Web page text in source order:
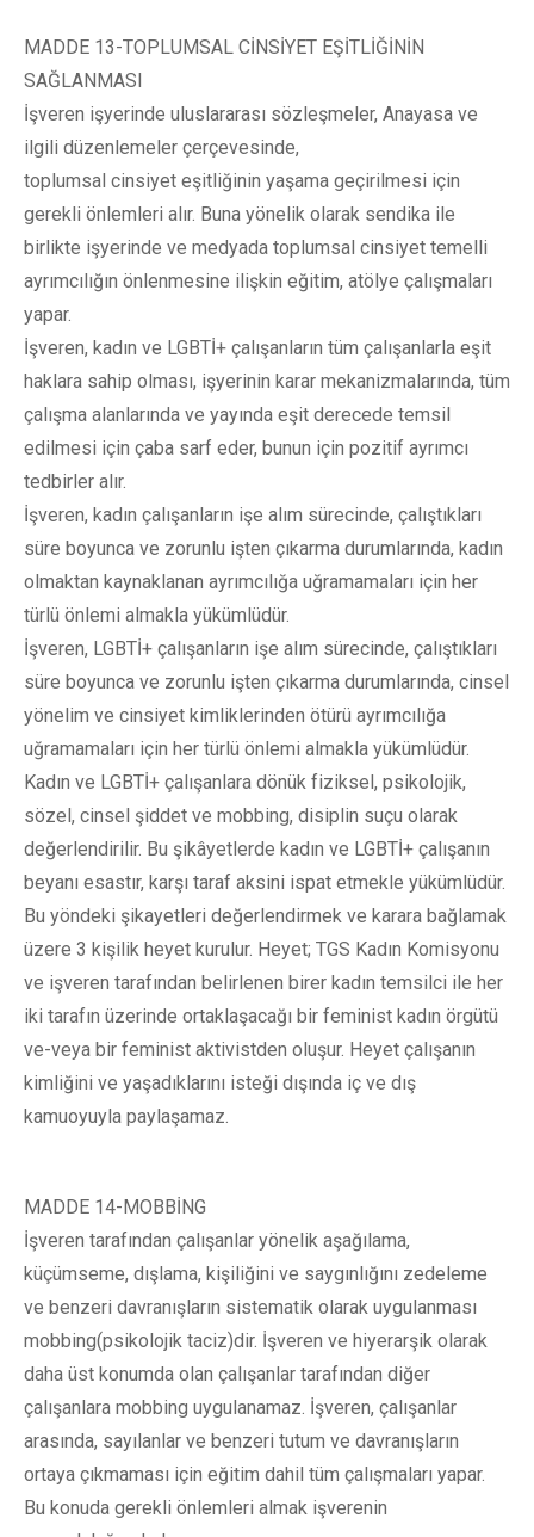
MADDE 13-TOPLUMSAL CİNSİYET EŞİTLİĞİNİN
SAĞLANMASI
İşveren işyerinde uluslararası sözleşmeler, Anayasa ve
ilgili düzenlemeler çerçevesinde,
toplumsal cinsiyet eşitliğinin yaşama geçirilmesi için
gerekli önlemleri alır. Buna yönelik olarak sendika ile
birlikte işyerinde ve medyada toplumsal cinsiyet temelli
ayrımcılığın önlenmesine ilişkin eğitim, atölye çalışmaları
yapar.
İşveren, kadın ve LGBTİ+ çalışanların tüm çalışanlarla eşit
haklara sahip olması, işyerinin karar mekanizmalarında, tüm
çalışma alanlarında ve yayında eşit derecede temsil
edilmesi için çaba sarf eder, bunun için pozitif ayrımcı
tedbirler alır.
İşveren, kadın çalışanların işe alım sürecinde, çalıştıkları
süre boyunca ve zorunlu işten çıkarma durumlarında, kadın
olmaktan kaynaklanan ayrımcılığa uğramamaları için her
türlü önlemi almakla yükümlüdür.
İşveren, LGBTİ+ çalışanların işe alım sürecinde, çalıştıkları
süre boyunca ve zorunlu işten çıkarma durumlarında, cinsel
yönelim ve cinsiyet kimliklerinden ötürü ayrımcılığa
uğramamaları için her türlü önlemi almakla yükümlüdür.
Kadın ve LGBTİ+ çalışanlara dönük fiziksel, psikolojik,
sözel, cinsel şiddet ve mobbing, disiplin suçu olarak
değerlendirilir. Bu şikâyetlerde kadın ve LGBTİ+ çalışanın
beyanı esastır, karşı taraf aksini ispat etmekle yükümlüdür.
Bu yöndeki şikayetleri değerlendirmek ve karara bağlamak
üzere 3 kişilik heyet kurulur. Heyet; TGS Kadın Komisyonu
ve işveren tarafından belirlenen birer kadın temsilci ile her
iki tarafın üzerinde ortaklaşacağı bir feminist kadın örgütü
ve-veya bir feminist aktivistden oluşur. Heyet çalışanın
kimliğini ve yaşadıklarını isteği dışında iç ve dış
kamuoyuyla paylaşamaz.
MADDE 14-MOBBİNG
İşveren tarafından çalışanlar yönelik aşağılama,
küçümseme, dışlama, kişiliğini ve saygınlığını zedeleme
ve benzeri davranışların sistematik olarak uygulanması
mobbing(psikolojik taciz)dir. İşveren ve hiyerarşik olarak
daha üst konumda olan çalışanlar tarafından diğer
çalışanlara mobbing uygulanamaz. İşveren, çalışanlar
arasında, sayılanlar ve benzeri tutum ve davranışların
ortaya çıkmaması için eğitim dahil tüm çalışmaları yapar.
Bu konuda gerekli önlemleri almak işverenin